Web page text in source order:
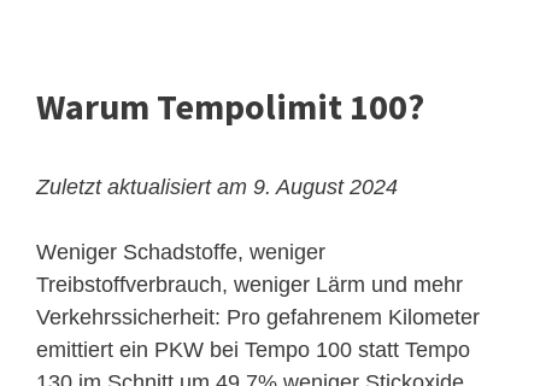
Warum Tempolimit 100?
Zuletzt aktualisiert am 9. August 2024
Weniger Schadstoffe, weniger
Treibstoffverbrauch, weniger Lärm und mehr
Verkehrssicherheit: Pro gefahrenem Kilometer
emittiert ein PKW bei Tempo 100 statt Tempo